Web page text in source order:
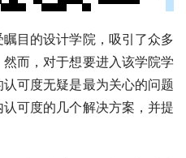
目的设计学院，吸引了众多
而，对于想要进入该学院学
可度无疑是最为关心的问题
可度的几个解决方案，并提